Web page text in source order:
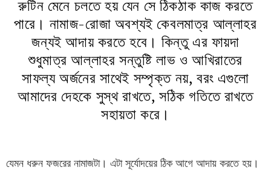
রুটিন মেনে চলতে হয় যেন সে ঠিকঠাক কাজ করতে
পারে। নামাজ-রোজা অবশ্যই কেবলমাত্র আল্লাহর
জন্যই আদায় করতে হবে। কিন্তু এর ফায়দা
শুধুমাত্র আল্লাহর সন্তুষ্টি লাভ ও আখিরাতের
সাফল্য অর্জনের সাথেই সম্পৃক্ত নয়, বরং এগুলো
আমাদের দেহকে সুস্থ রাখতে, সঠিক গতিতে রাখতে
সহায়তা করে।
যেমন ধরুন ফজরের নামাজটা। এটা সূর্যোদয়ের ঠিক আগে আদায় করতে হয়।